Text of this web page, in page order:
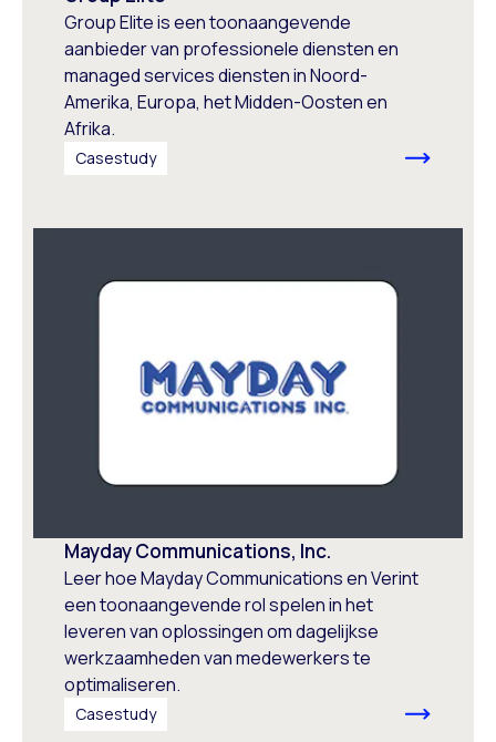
Group Elite is een toonaangevende
aanbieder van professionele diensten en
managed services diensten in Noord-
Amerika, Europa, het Midden-Oosten en
Afrika.
Casestudy
Mayday Communications, Inc.
Leer hoe Mayday Communications en Verint
een toonaangevende rol spelen in het
leveren van oplossingen om dagelijkse
werkzaamheden van medewerkers te
optimaliseren.
Casestudy